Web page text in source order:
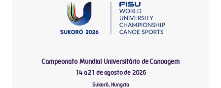
Campeonato Mundial Universitário de Canoagem
14 a 21 de agosto de 2026
Sukoró, Hungria